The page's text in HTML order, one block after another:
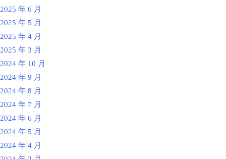
2025 年 6 月
2025 年 5 月
2025 年 4 月
2025 年 3 月
2024 年 10 月
2024 年 9 月
2024 年 8 月
2024 年 7 月
2024 年 6 月
2024 年 5 月
2024 年 4 月